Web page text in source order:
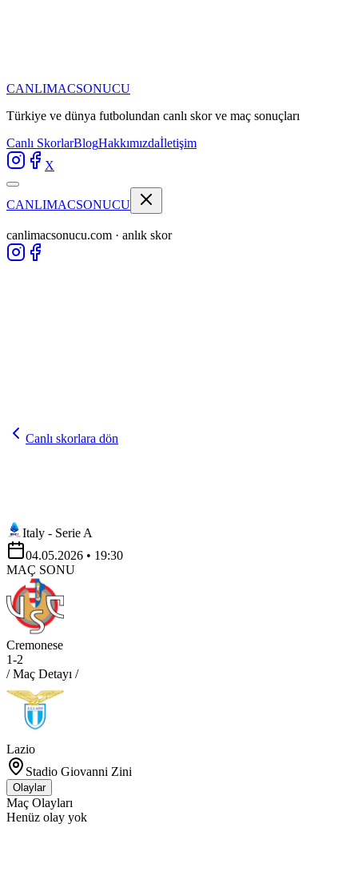
CANLIMACSONUCU
Türkiye ve dünya futbolundan canlı skor ve maç sonuçları
Canlı SkorlarBlogHakkımızdaİletişim
X
CANLIMACSONUCU
canlimacsonucu.com · anlık skor
Canlı skorlara dön
Italy - Serie A
04.05.2026 • 19:30
MAÇ SONU
Cremonese
1-2
/ Maç Detayı /
Lazio
Stadio Giovanni Zini
Olaylar
Maç Olayları
Henüz olay yok